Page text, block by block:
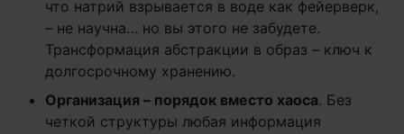
что натрий взрывается в воде как фейерверк,
– не научна… но вы этого не забудете.
Трансформация абстракции в образ – ключ к
долгосрочному хранению.
Организация – порядок вместо хаоса. Без
четкой структуры любая информация